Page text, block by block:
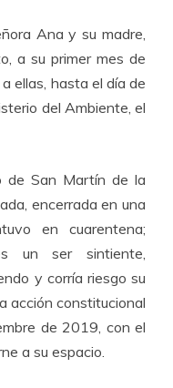
Ana y su madre,
a su primer mes de
ellas, hasta el día de
del Ambiente, el
de San Martín de la
encerrada en una
en cuarentena;
un ser sintiente,
y corría riesgo su
acción constitucional
de 2019, con el
a su espacio.